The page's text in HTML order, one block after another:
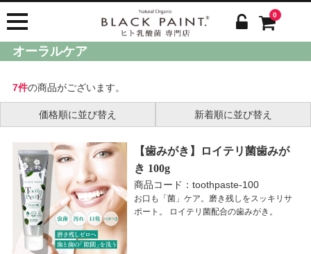
0
オーラルケア
7件の商品がございます。
価格順に並び替え 新着順に並び替え
【歯みがき】ロイテリ菌歯みが
き 100g
商品コード：toothpaste-100
お口も「菌」ケア。磨き残しをスッキリサ
ポート。 ロイテリ菌配合の歯みがき。